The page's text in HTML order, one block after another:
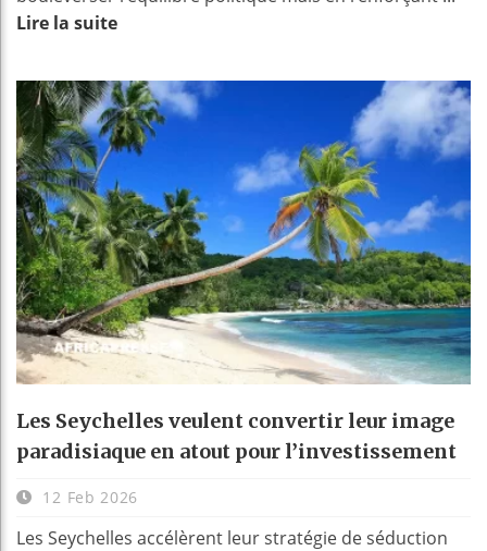
Lire la suite
Les Seychelles veulent convertir leur image
paradisiaque en atout pour l’investissement
12 Feb 2026
Les Seychelles accélèrent leur stratégie de séduction